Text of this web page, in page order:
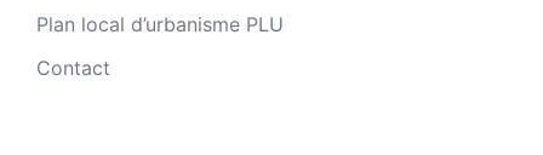
Plan local d’urbanisme PLU
Contact